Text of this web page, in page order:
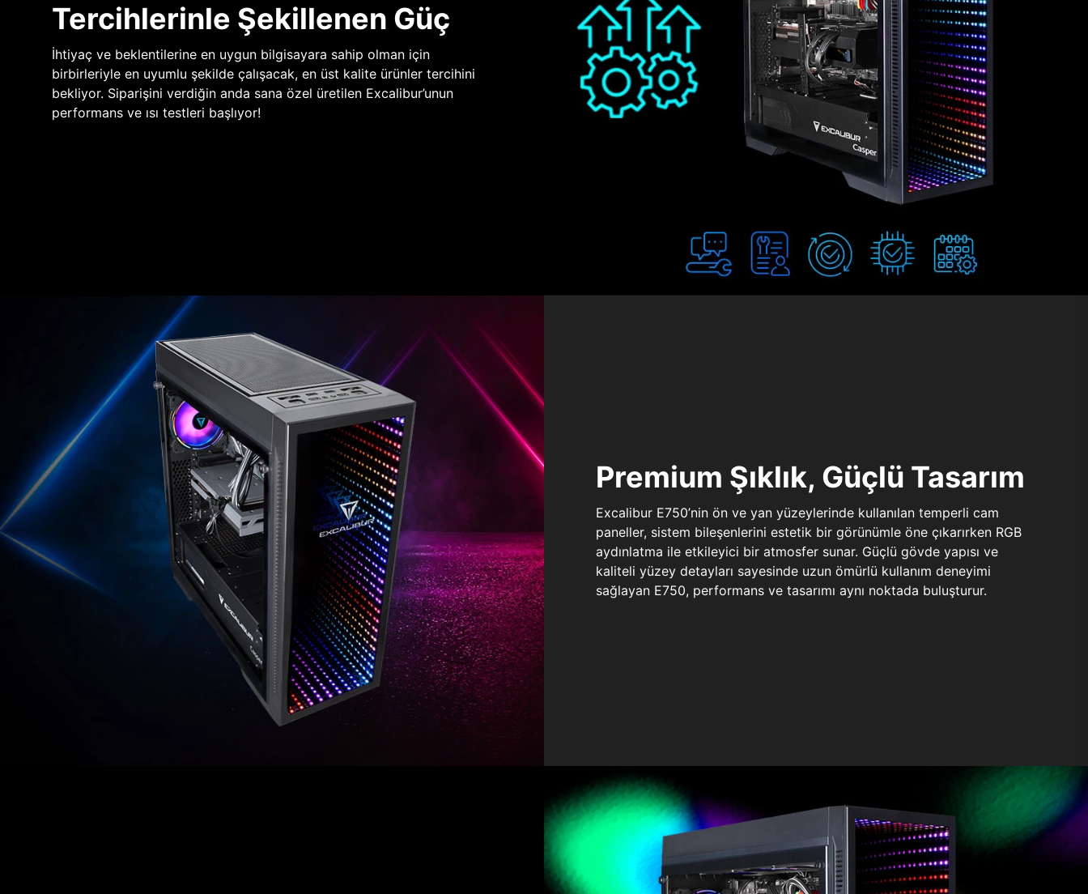
Tercihlerinle Şekillenen Güç
İhtiyaç ve beklentilerine en uygun bilgisayara sahip olman için
birbirleriyle en uyumlu şekilde çalışacak, en üst kalite ürünler tercihini
bekliyor. Siparişini verdiğin anda sana özel üretilen Excalibur’unun
performans ve ısı testleri başlıyor!
Premium Şıklık, Güçlü Tasarım
Excalibur E750’nin ön ve yan yüzeylerinde kullanılan temperli cam
paneller, sistem bileşenlerini estetik bir görünümle öne çıkarırken RGB
aydınlatma ile etkileyici bir atmosfer sunar. Güçlü gövde yapısı ve
kaliteli yüzey detayları sayesinde uzun ömürlü kullanım deneyimi
sağlayan E750, performans ve tasarımı aynı noktada buluşturur.